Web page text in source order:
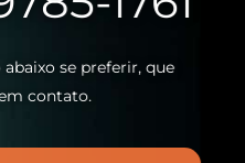
se preferir, que
contato.